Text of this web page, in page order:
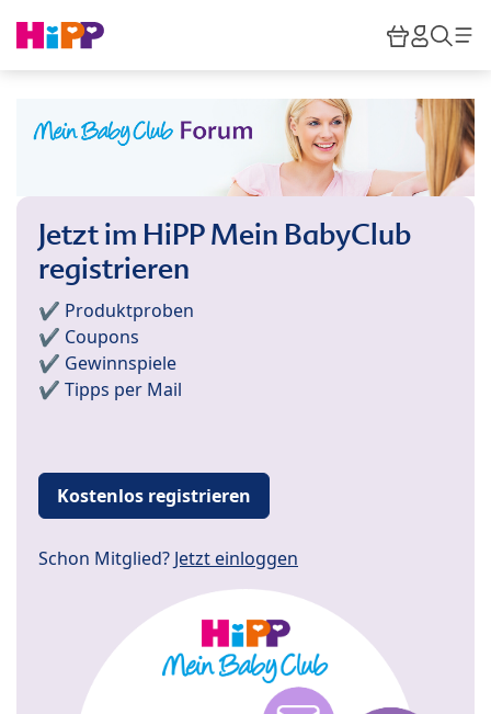
HiPP
Jetzt im HiPP Mein BabyClub
registrieren
✔️ Produktproben
✔️ Coupons
✔️ Gewinnspiele
✔️ Tipps per Mail
Kostenlos registrieren
Schon Mitglied? Jetzt einloggen